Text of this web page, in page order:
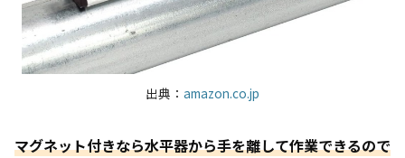
出典： amazon.co.jp
マグネット付きなら水平器から手を離して作業できるので